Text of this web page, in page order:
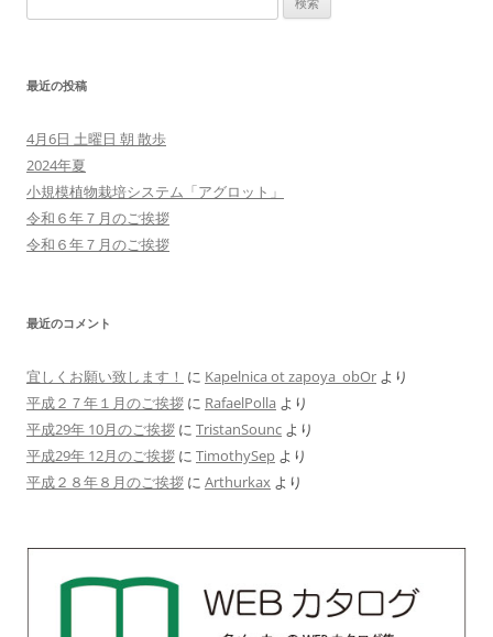
ョ
ン
索:
最近の投稿
4月6日 土曜日 朝 散歩
2024年夏
小規模植物栽培システム「アグロット」
令和６年７月のご挨拶
令和６年７月のご挨拶
最近のコメント
宜しくお願い致します！ に Kapelnica ot zapoya_obOr より
平成２７年１月のご挨拶 に RafaelPolla より
平成29年 10月のご挨拶 に TristanSounc より
平成29年 12月のご挨拶 に TimothySep より
平成２８年８月のご挨拶 に Arthurkax より